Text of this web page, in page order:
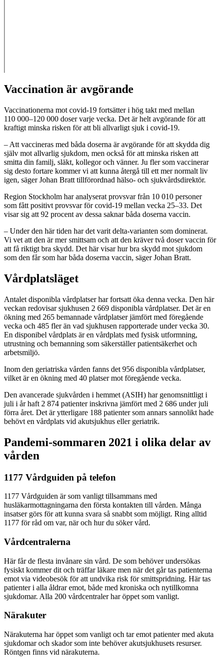
Vaccination är avgörande
Vaccinationerna mot covid-19 fortsätter i hög takt med mellan
110 000–120 000 doser varje vecka. Det är helt avgörande för att
kraftigt minska risken för att bli allvarligt sjuk i covid-19.
– Att vaccineras med båda doserna är avgörande för att skydda dig
själv mot allvarlig sjukdom, men också för att minska risken att
smitta din familj, släkt, kollegor och vänner. Ju fler som vaccinerar
sig desto fortare kommer vi att kunna återgå till ett mer normalt liv
igen, säger Johan Bratt tillförordnad hälso- och sjukvårdsdirektör.
Region Stockholm har analyserat provsvar från 10 010 personer
som fått positivt provsvar för covid-19 mellan vecka 25–33. Det
visar sig att 92 procent av dessa saknar båda doserna vaccin.
– Under den här tiden har det varit delta-varianten som dominerat.
Vi vet att den är mer smittsam och att den kräver två doser vaccin för
att få riktigt bra skydd. Det här visar hur bra skydd mot sjukdom
som den får som har båda doserna vaccin, säger Johan Bratt.
Vårdplatsläget
Antalet disponibla vårdplatser har fortsatt öka denna vecka. Den här
veckan redovisar sjukhusen 2 669 disponibla vårdplatser. Det är en
ökning med 265 bemannade vårdplatser jämfört med föregående
vecka och 485 fler än vad sjukhusen rapporterade under vecka 30.
En disponibel vårdplats är en vårdplats med fysisk utformning,
utrustning och bemanning som säkerställer patientsäkerhet och
arbetsmiljö.
Inom den geriatriska vården fanns det 956 disponibla vårdplatser,
vilket är en ökning med 40 platser mot föregående vecka.
Den avancerade sjukvården i hemmet (ASIH) har genomsnittligt i
juli i år haft 2 874 patienter inskrivna jämfört med 2 686 under juli
förra året. Det är ytterligare 188 patienter som annars sannolikt hade
behövt en vårdplats vid akutsjukhus eller geriatrik.
Pandemi-sommaren 2021 i olika delar av
vården
1177 Vårdguiden på telefon
1177 Vårdguiden är som vanligt tillsammans med
husläkarmottagningarna den första kontakten till vården. Många
insatser görs för att kunna svara så snabbt som möjligt. Ring alltid
1177 för råd om var, när och hur du söker vård.
Vårdcentralerna
Här får de flesta invånare sin vård. De som behöver undersökas
fysiskt kommer dit och träffar läkare men när det går tas patienterna
emot via videobesök för att undvika risk för smittspridning. Här tas
patienter i alla åldrar emot, både med kroniska och nytillkomna
sjukdomar. Alla 200 vårdcentraler har öppet som vanligt.
Närakuter
Närakuterna har öppet som vanligt och tar emot patienter med akuta
sjukdomar och skador som inte behöver akutsjukhusets resurser.
Röntgen finns vid närakuterna.